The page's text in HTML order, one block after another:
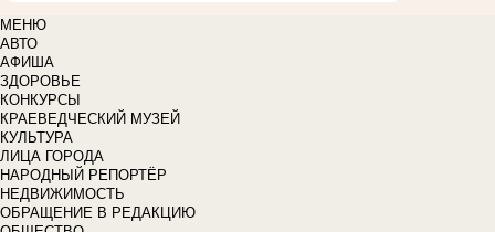
МЕНЮ
АВТО
АФИША
ЗДОРОВЬЕ
КОНКУРСЫ
КРАЕВЕДЧЕСКИЙ МУЗЕЙ
КУЛЬТУРА
ЛИЦА ГОРОДА
НАРОДНЫЙ РЕПОРТЁР
НЕДВИЖИМОСТЬ
ОБРАЩЕНИЕ В РЕДАКЦИЮ